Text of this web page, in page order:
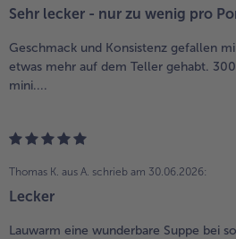
Sehr lecker - nur zu wenig pro
Geschmack und Konsistenz gefallen
etwas mehr auf dem Teller gehabt.
mini....
Thomas K. aus A. schrieb am 30.06.2026:
Lecker
Lauwarm eine wunderbare Suppe bei